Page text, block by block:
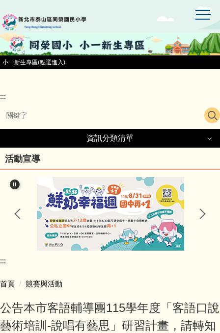
到
主
要
內
容
區
小一新生專區(點選進入)
:::
資訊分類清單
資訊分類清單
同榮國小首頁
小一新生專區
行政團隊介紹
學校行事簡曆
活動宣導
:::
首頁 競賽與活動
公告本市客語輔導團115學年度「客語口說
藝術培訓-說唱有藝思」研習計畫，請轉知